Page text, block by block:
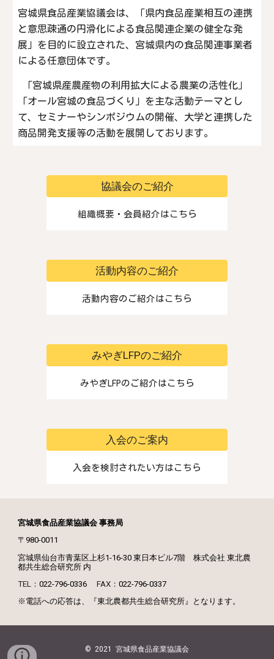
宮城県食品産業協議会は、「県内食品産業相互の連携
と意思疎通の円滑化による食品関連企業の健全な発
展」を目的に設立された、宮城県内の食品関連事業者
による任意団体です。
「宮城県産農産物の利用拡大による農業の活性化」
「オール宮城の食品づくり」を主な活動テーマとし
て、セミナーやシンポジウムの開催、大学と連携した
商品開発支援等の活動を展開しております。
協議会のご紹介
組織概要・会員紹介はこちら
活動内容のご紹介
活動内容のご紹介はこちら
みやぎLFPのご紹介
みやぎLFPのご紹介はこちら
入会のご案内
入会を検討されたい方はこちら
宮城県食品産業協議会 事務局
〒980-0011
宮城県仙台市青葉区上杉1-16-30 東日本ビル7階株式会社 東北農
都共生総合研究所 内
TEL：022-796-0336FAX：022-796-0337
※電話への応答は、『東北農都共生総合研究所』となります。
© 2021 宮城県食品産業協議会